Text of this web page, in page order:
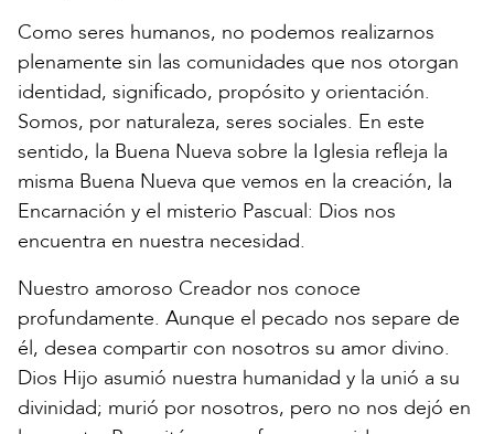
Como seres humanos, no podemos realizarnos
plenamente sin las comunidades que nos otorgan
identidad, significado, propósito y orientación.
Somos, por naturaleza, seres sociales. En este
sentido, la Buena Nueva sobre la Iglesia refleja la
misma Buena Nueva que vemos en la creación, la
Encarnación y el misterio Pascual: Dios nos
encuentra en nuestra necesidad.
Nuestro amoroso Creador nos conoce
profundamente. Aunque el pecado nos separe de
él, desea compartir con nosotros su amor divino.
Dios Hijo asumió nuestra humanidad y la unió a su
divinidad; murió por nosotros, pero no nos dejó en